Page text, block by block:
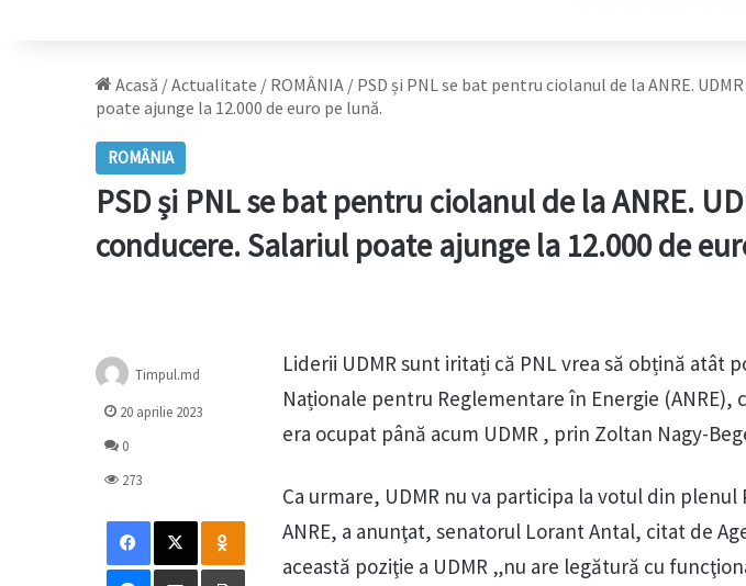
Acasă /Actualitate / ROMÂNIA / PSD și PNL se bat pentru ciolanul de la ANRE.
poate ajunge la 12.000 de euro pe lună.
ROMÂNIA
PSD și PNL se bat pentru ciolanul de la ANRE.
conducere. Salariul poate ajunge la 12.000 de
Liderii UDMR sunt iritați că PNL vrea să obțină atât
Naționale pentru Reglementare în Energie
era ocupat până acum UDMR , prin Zoltan Nagy-
Ca urmare, UDMR nu va participa la votul din
ANRE, a anunţat, senatorul Lorant Antal, citat de
această poziţie a UDMR „nu are legătură cu
Timpul.md
20 aprilie 2023
0
273
Facebook
X Odnoklassniki
Messenger
Distribuie prin mail Tipărește